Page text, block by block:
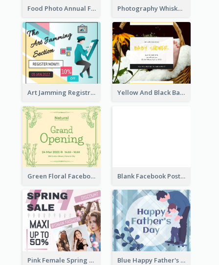
Food Photo Annual Food Fair Invitation Facebook Post Photography Whiskey Day Facebook Post With Details
Art Jamming Registration Facebook Post Yellow And Black Baby Shower Facebook Post
Green Floral Facebook Post About Grand Opening Blank Facebook Post
Pink Female Spring Fashion Facebook Post Design Blue Happy Father's Day Facebook Post